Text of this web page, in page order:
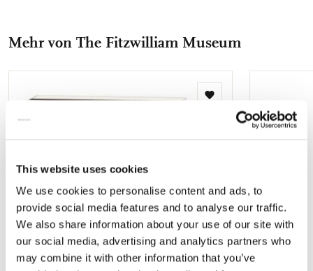
This website uses cookies
We use cookies to personalise content and ads, to
provide social media features and to analyse our traffic.
We also share information about your use of our site with
our social media, advertising and analytics partners who
may combine it with other information that you’ve
teilen
Mehr von The Fitzwilliam Museum
Zur
Wunschliste
hinzufügen